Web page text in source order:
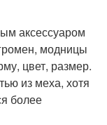
аксессуаром
модницы
цвет, размер.
из меха, хотя
более